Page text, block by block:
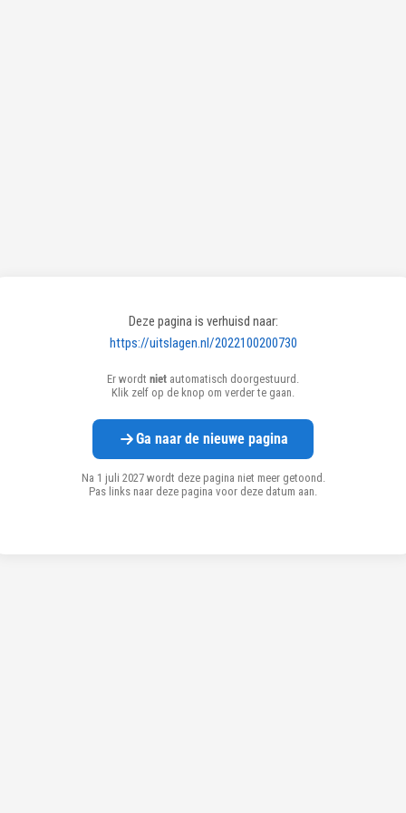
Deze pagina is verhuisd naar:
https://uitslagen.nl/2022100200730
Er wordt niet automatisch doorgestuurd.
Klik zelf op de knop om verder te gaan.
Ga naar de nieuwe pagina
Na 1 juli 2027 wordt deze pagina niet meer getoond.
Pas links naar deze pagina voor deze datum aan.